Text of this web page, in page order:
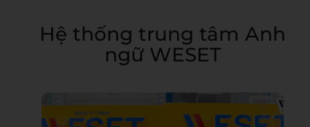
Hệ thống trung tâm Anh
ngữ WESET